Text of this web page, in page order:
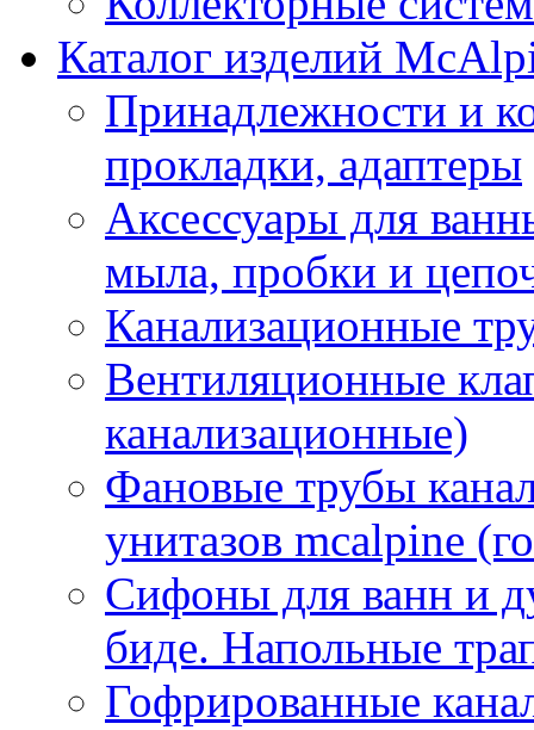
Каталог изделий
Принадлежности и
прокладки, адаптеры
Аксессуары для
мыла, пробки и
Канализационные
Вентиляционные
канализационные)
Фановые трубы
унитазов mcalpine
Сифоны для ванн и
биде. Напольные
Гофрированные